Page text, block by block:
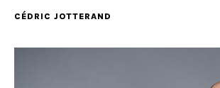
CÉDRIC JOTTERAND